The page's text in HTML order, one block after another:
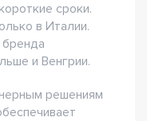
сроки.
в Италии.
и Венгрии.
решениям